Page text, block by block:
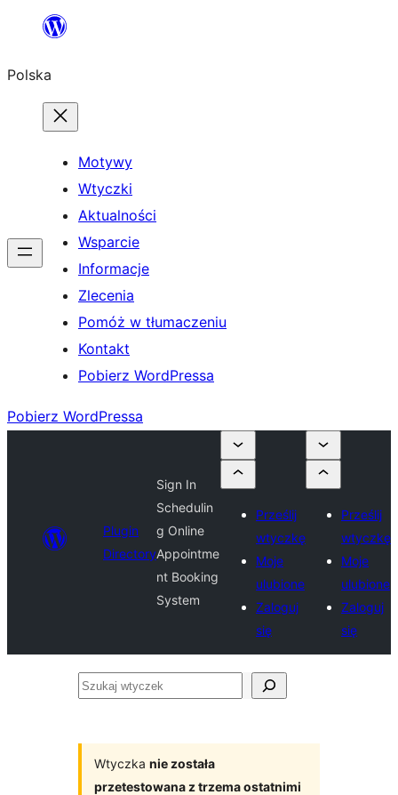
Przejdź
treści
Polska
Motywy
Wtyczki
Aktualności
Wsparcie
Informacje
Zlecenia
Pomóż w tłumaczeniu
Kontakt
Pobierz WordPressa
Pobierz WordPressa
Plugin
Directory
Sign In
Schedulin
g Online
Appointme
nt Booking
System
Prześlij
wtyczkę
Moje
ulubione
Zaloguj
się
Prześlij
wtyczkę
Moje
ulubione
Zaloguj
się
Szukaj
Wtyczka nie została
przetestowana z trzema ostatnimi